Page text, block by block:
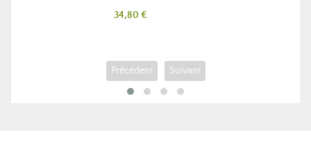
Prix
34,80 €
Précédent Suivant